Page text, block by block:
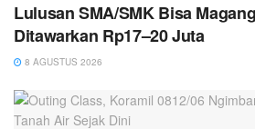
Lulusan SMA/SMK Bisa
Ditawarkan Rp17–20 Juta
8 AGUSTUS 2026